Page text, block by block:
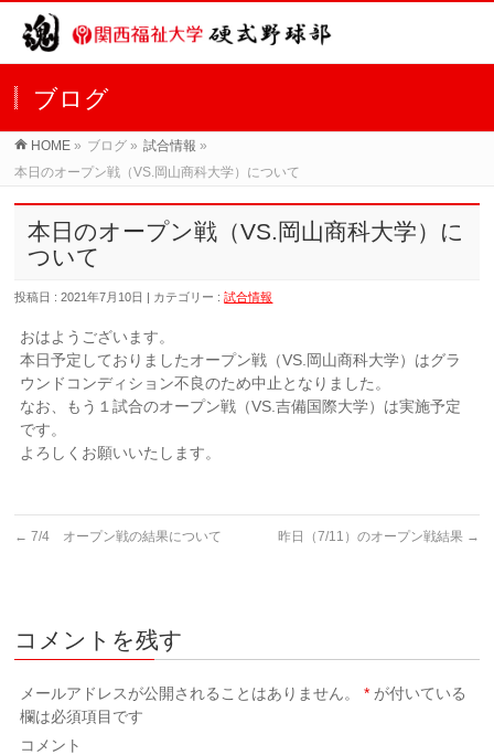
ブログ
HOME » ブログ » 試合情報 »
本日のオープン戦（VS.岡山商科大学）について
本日のオープン戦（VS.岡山商科大学）に
ついて
投稿日 : 2021年7月10日 | カテゴリー :試合情報
おはようございます。
本日予定しておりましたオープン戦（VS.岡山商科大学）はグラ
ウンドコンディション不良のため中止となりました。
なお、もう１試合のオープン戦（VS.吉備国際大学）は実施予定
です。
よろしくお願いいたします。
← 7/4 オープン戦の結果について 昨日（7/11）のオープン戦結果 →
コメントを残す
メールアドレスが公開されることはありません。 * が付いている
欄は必須項目です
コメント